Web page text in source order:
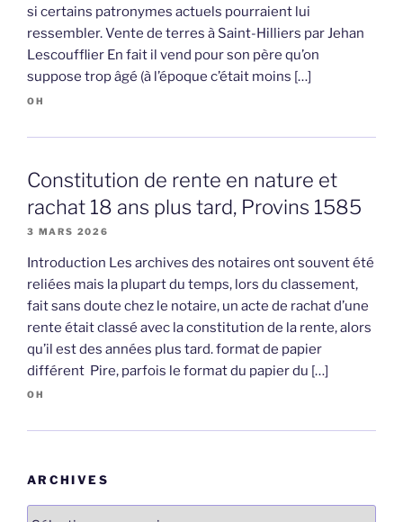
si certains patronymes actuels pourraient lui
ressembler. Vente de terres à Saint-Hilliers par Jehan
Lescoufflier En fait il vend pour son père qu’on
suppose trop âgé (à l’époque c’était moins […]
OH
Constitution de rente en nature et
rachat 18 ans plus tard, Provins 1585
3 MARS 2026
Introduction Les archives des notaires ont souvent été
reliées mais la plupart du temps, lors du classement,
fait sans doute chez le notaire, un acte de rachat d’une
rente était classé avec la constitution de la rente, alors
qu’il est des années plus tard. format de papier
différent Pire, parfois le format du papier du […]
OH
ARCHIVES